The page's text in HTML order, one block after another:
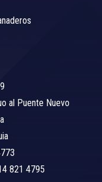
al Puente Nuevo
821 4795